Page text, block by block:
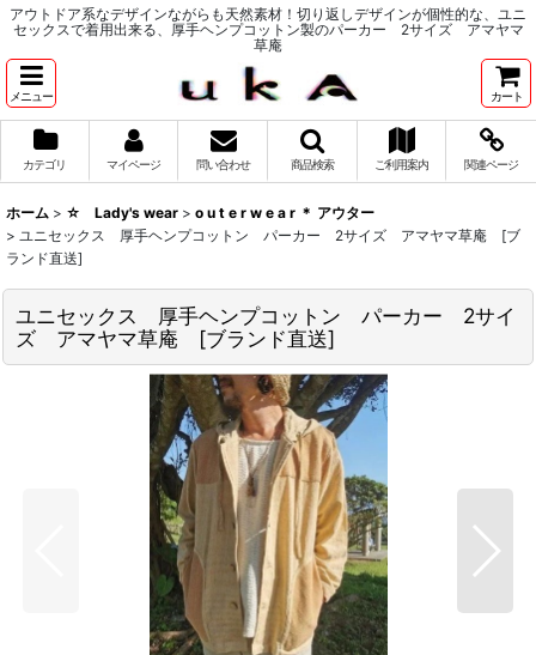
アウトドア系なデザインながらも天然素材！切り返しデザインが個性的な、ユニ
セックスで着用出来る、厚手ヘンプコットン製のパーカー 2サイズ アマヤマ
草庵
メニュー カート
カテゴリ マイページ 問い合わせ 商品検索 ご利用案内 関連ページ
ホーム > ☆ Lady's wear > o u t e r w e a r ＊ アウター
> ユニセックス 厚手ヘンプコットン パーカー 2サイズ アマヤマ草庵 [ブ
ランド直送]
ユニセックス 厚手ヘンプコットン パーカー 2サイ
ズ アマヤマ草庵 [ブランド直送]